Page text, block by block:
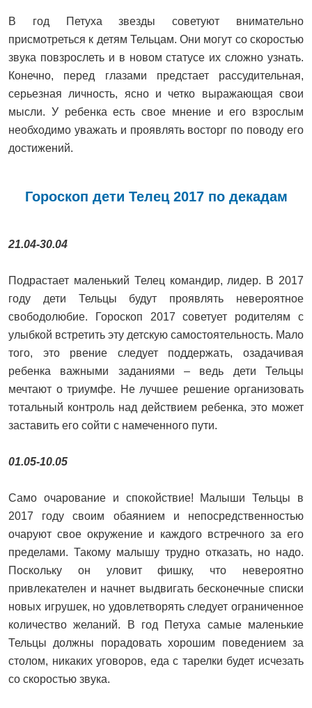
В год Петуха звезды советуют внимательно
присмотреться к детям Тельцам. Они могут со скоростью
звука повзрослеть и в новом статусе их сложно узнать.
Конечно, перед глазами предстает рассудительная,
серьезная личность, ясно и четко выражающая свои
мысли. У ребенка есть свое мнение и его взрослым
необходимо уважать и проявлять восторг по поводу его
достижений.
Гороскоп дети Телец 2017 по декадам
21.04-30.04
Подрастает маленький Телец командир, лидер. В 2017
году дети Тельцы будут проявлять невероятное
свободолюбие. Гороскоп 2017 советует родителям с
улыбкой встретить эту детскую самостоятельность. Мало
того, это рвение следует поддержать, озадачивая
ребенка важными заданиями – ведь дети Тельцы
мечтают о триумфе. Не лучшее решение организовать
тотальный контроль над действием ребенка, это может
заставить его сойти с намеченного пути.
01.05-10.05
Само очарование и спокойствие! Малыши Тельцы в
2017 году своим обаянием и непосредственностью
очаруют свое окружение и каждого встречного за его
пределами. Такому малышу трудно отказать, но надо.
Поскольку он уловит фишку, что невероятно
привлекателен и начнет выдвигать бесконечные списки
новых игрушек, но удовлетворять следует ограниченное
количество желаний. В год Петуха самые маленькие
Тельцы должны порадовать хорошим поведением за
столом, никаких уговоров, еда с тарелки будет исчезать
со скоростью звука.